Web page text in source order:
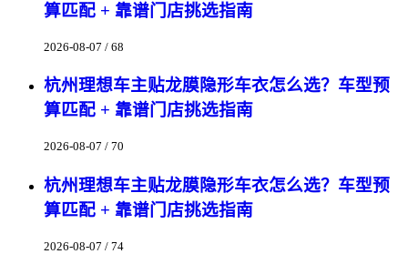
算匹配 + 靠谱门店挑选指南
2026-08-07 / 68
杭州理想车主贴龙膜隐形车衣怎么选？车型预
算匹配 + 靠谱门店挑选指南
2026-08-07 / 70
杭州理想车主贴龙膜隐形车衣怎么选？车型预
算匹配 + 靠谱门店挑选指南
2026-08-07 / 74